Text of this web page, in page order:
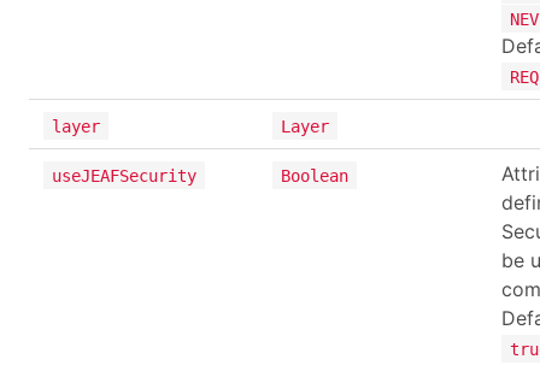
layer Layer
useJEAFSecurity Boolean
be